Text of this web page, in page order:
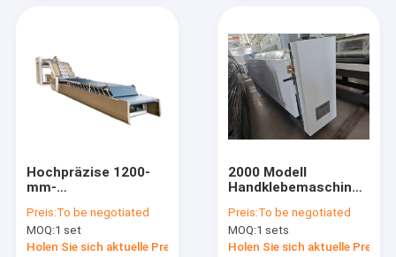
VR Show
Kontakt US
Hochpräzise 1200-
mm-
zum Kleben und
Beschichten von
Wellpappe
Preis:To be negotiated
MOQ:1 set
Holen Sie sich aktuelle Preis
2000 Modell
Handklebemaschine
Flachkaschiermaschine
Preis:To be negotiated
MOQ:1 sets
Holen Sie sich aktuelle Preis